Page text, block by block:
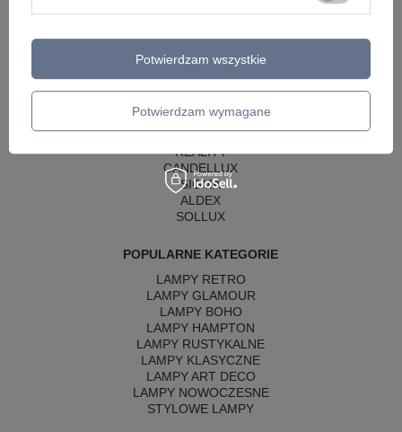
PRODUCENCI
MAYTONI
ARGON
REALITY
CANDELLUX
SIGMA
ALDEX
SOLLUX
POPULARNE KATEGORIE
LAMPY RETRO
LAMPY GLAMOUR
LAMPY BOHO
LAMPY HAMPTON
LAMPY RUSTYKALNE
LAMPY KLASYCZNE
LAMPY ART DECO
LAMPY NOWOCZESNE
STYLOWE LAMPY
Potwierdzam wymagane
Potwierdzam wszystkie